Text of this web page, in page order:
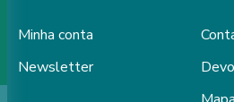
Minha conta
Newsletter